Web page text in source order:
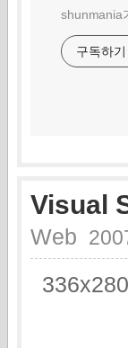
shunmania
구독하기
Visual
Web